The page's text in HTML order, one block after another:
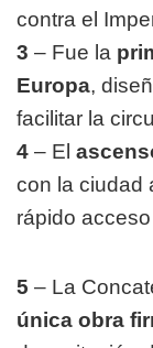
contra el
3 – Fue la
Europa,
facilitar la
4 – El
con la ciudad
rápido
5 – La
única obra